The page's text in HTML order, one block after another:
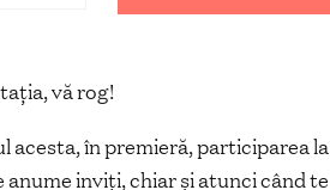
vă rog!
acesta, în premieră, participarea
anume inviți, chiar și atunci când